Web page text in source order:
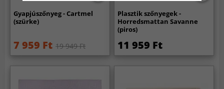
Gyapjúszőnyeg - Cartmel
(szürke)
7 959 Ft 19 949 Ft
Plasztik szőnyegek -
Horredsmattan Savanne
(piros)
11 959 Ft